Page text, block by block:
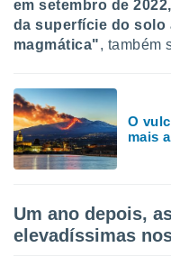
em setembro de
da superfície do solo
magmática", também
O
mais
Um ano depois,
elevadíssimas